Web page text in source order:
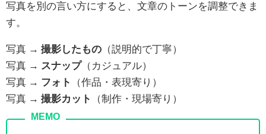
写真を別の言い方にすると、文章のトーンを調整できま
す。
写真 → 撮影したもの （説明的で丁寧）
写真 → スナップ（カジュアル）
写真 → フォト
（作品・表現寄り）
写真 → 撮影カット （制作・現場寄り）